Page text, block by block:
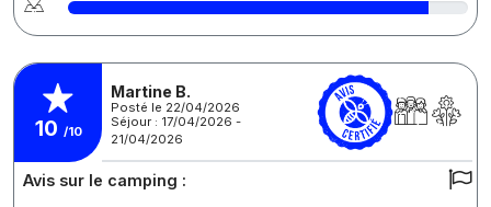
10 /10
Martine B.
Posté le 22/04/2026
Séjour : 17/04/2026 -
21/04/2026
Avis sur le camping :